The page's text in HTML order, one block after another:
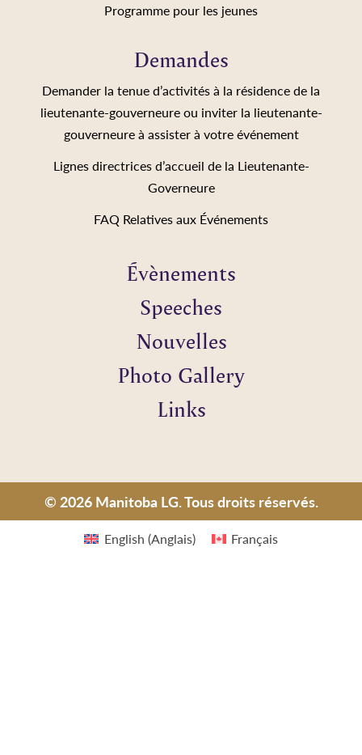
Programme pour les jeunes
Demandes
Demander la tenue d’activités à la résidence de la
lieutenante-gouverneure ou inviter la lieutenante-
gouverneure à assister à votre événement
Lignes directrices d’accueil de la Lieutenante-
Governeure
FAQ Relatives aux Événements
Évènements
Speeches
Nouvelles
Photo Gallery
Links
© 2026 Manitoba LG. Tous droits réservés.
English (Anglais) Français